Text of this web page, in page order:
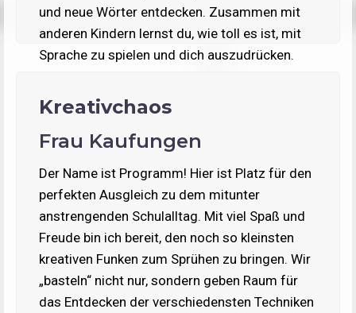
und neue Wörter entdecken. Zusammen mit
anderen Kindern lernst du, wie toll es ist, mit
Sprache zu spielen und dich auszudrücken.
Kreativchaos
Frau Kaufungen
Der Name ist Programm! Hier ist Platz für den
perfekten Ausgleich zu dem mitunter
anstrengenden Schulalltag. Mit viel Spaß und
Freude bin ich bereit, den noch so kleinsten
kreativen Funken zum Sprühen zu bringen. Wir
„basteln“ nicht nur, sondern geben Raum für
das Entdecken der verschiedensten Techniken